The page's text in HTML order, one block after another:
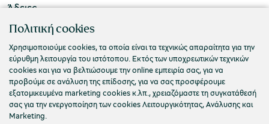
Άδειες
ΠΟΛΙΤΙΣΤΙΚΟ ΙΔΡΥΜΑ ΟΜΙΛΟΥ ΠΕΙΡΑΙΩΣ
Τ. 210 3256922
Ε. info@piop.gr
ΣΥΝΔΕΘΕΙΤΕ ΜΑΖΙ ΜΑΣ
Πολιτική cookies
Χρησιμοποιούμε cookies, τα οποία είναι τα τεχνικώς απαραίτητα για την
εύρυθμη λειτουργία του ιστότοπου. Εκτός των υποχρεωτικών τεχνικών
cookies και για να βελτιώσουμε την online εμπειρία σας, για να
προβούμε σε ανάλυση της επίδοσης, για να σας προσφέρουμε
εξατομικευμένα marketing cookies κ.λπ., χρειαζόμαστε τη συγκατάθεσή
σας για την ενεργοποίηση των cookies Λειτουργικότητας, Ανάλυσης και
Marketing.